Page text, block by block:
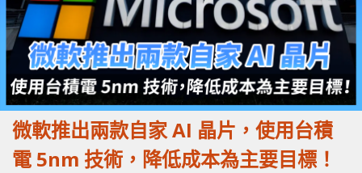
微軟推出兩款自家 AI 晶片，使用台積
電 5nm 技術，降低成本為主要目標！